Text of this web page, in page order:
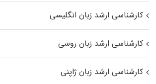
کارشناسی ارشد زبان انگلیسی
کارشناسی ارشد زبان روسی
کارشناسی ارشد زبان ژاپنی